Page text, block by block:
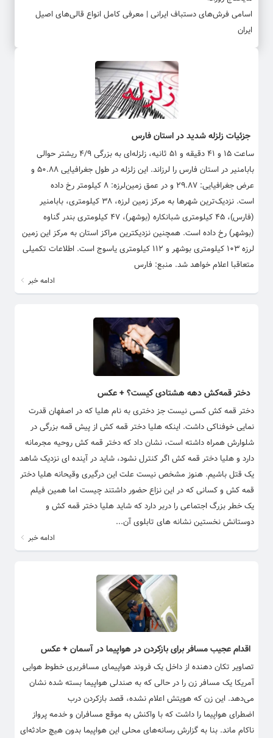
اسامی فرش‌های دستباف ایرانی | معرفی کامل انواع قالی‌های اصیل
ایران
جزئیات زلزله شدید در استان فارس
ساعت ۱۵ و ۴۱ دقیقه و ۵۱ ثانیه، زلزله‌ای به بزرگی ۴/۹ ریشتر حوالی
بابامنیر در استان فارس را لرزاند. این زلزله در طول جغرافیایی ۵۰.۸۸ و
عرض جغرافیایی: ۲۹.۸۷ و در عمق زمین‌لرزه: ۸ کیلومتر رخ داده
است. نزدیک‌ترین شهرها به مرکز زمین لرزه، ۳۸ کیلومتری، بابامنیر
(فارس)، ۴۵ کیلومتری شبانکاره (بوشهر)، ۴۷ کیلومتری بندر گناوه
(بوشهر) رخ داده است. همچنین نزدیکترین مراکز استان به مرکز این زمین
لرزه ۱۰۳ کیلومتری بوشهر و ۱۱۲ کیلومتری یاسوج است. اطلاعات تکمیلی
متعاقبا اعلام خواهد شد. منبع: فارس
ادامه خبر
دختر قمه‌کش دهه هشتادی کیست؟ + عکس
دختر قمه کش کسی نیست جز دختری به نام هلیا که در اصفهان قدرت
نمایی خوفناکی داشت. اینکه هلیا دختر قمه کش از پیش قمه بزرگی در
شلوارش همراه داشته است، نشان داد که دختر قمه کش روحیه مجرمانه
دارد و هلیا دختر قمه کش اگر کنترل نشود، شاید در آینده ای نزدیک شاهد
یک قتل باشیم. هنوز مشخص نیست علت این درگیری وقیحانه هلیا دختر
قمه کش و کسانی که در این نزاع حضور داشتند چیست اما همین فیلم
یک خطر بزرگ اجتماعی را دربر دارد که شاید هلیا دختر قمه کش و
دوستانش نخستین نشانه های تابلوی آن...
ادامه خبر
اقدام عجیب مسافر برای بازکردن در هواپیما در آسمان + عکس
تصاویر تکان دهنده از داخل یک فروند هواپیمای مسافربری خطوط هوایی
آمریکا یک مسافر زن را در حالی که به صندلی هواپیما بسته شده نشان
می‌دهد. این زن که هویتش اعلام نشده، قصد بازکردن درب
اضطرای هواپیما را داشت که با واکنش به موقع مسافران و خدمه پرواز
ناکام ماند. بنا به گزارش رسانه‌های محلی این هواپیما بدون هیچ حادثه‌ای